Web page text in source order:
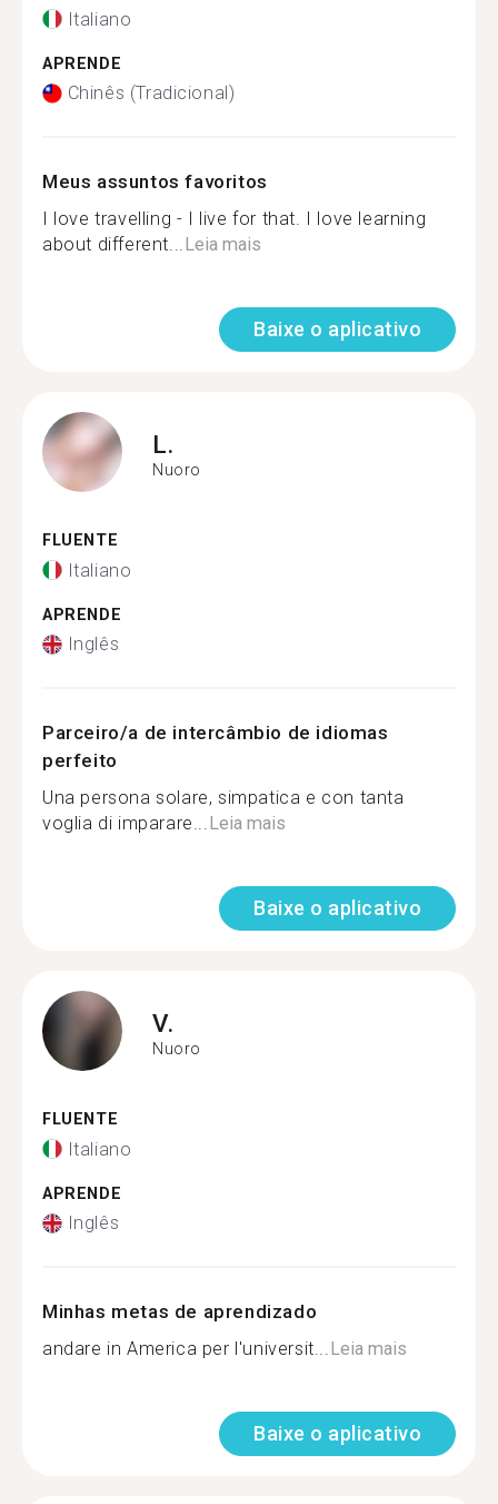
Italiano
APRENDE
Chinês (Tradicional)
Meus assuntos favoritos
I love travelling - I live for that. I love learning
about different...Leia mais
Baixe o aplicativo
L.
Nuoro
FLUENTE
Italiano
APRENDE
Inglês
Parceiro/a de intercâmbio de idiomas
perfeito
Una persona solare, simpatica e con tanta
voglia di imparare...Leia mais
Baixe o aplicativo
V.
Nuoro
FLUENTE
Italiano
APRENDE
Inglês
Minhas metas de aprendizado
andare in America per l'universit...Leia mais
Baixe o aplicativo